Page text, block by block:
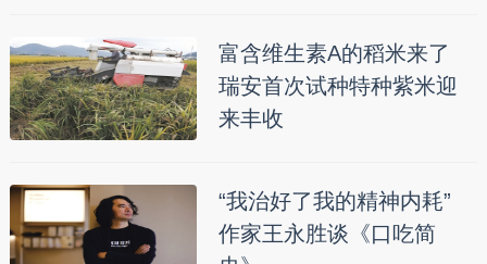
富含维生素A的稻米来了
瑞安首次试种特种紫米迎
来丰收
“我治好了我的精神内耗”
作家王永胜谈《口吃简